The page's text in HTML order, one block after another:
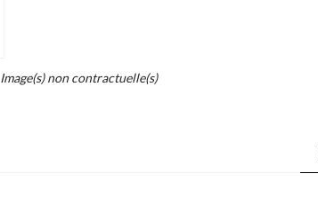
Image(s) non contractuelle(s)